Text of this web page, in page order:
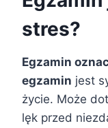
stres?
Egzamin
egzamin jest
życie. Może
lęk przed